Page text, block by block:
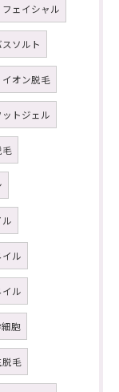
フェイシャル
スソルト
イオン脱毛
ットジェル
毛
ル
ル
細胞
脱毛